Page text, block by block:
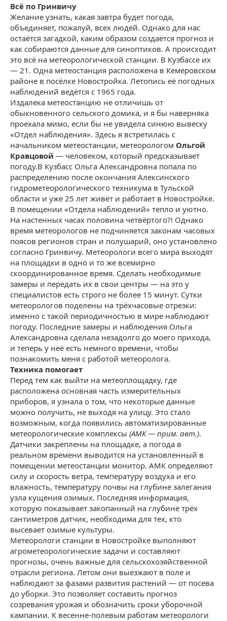
Всё по Гринвичу
Желание узнать, какая завтра будет погода,
объединяет, пожалуй, всех людей. Однако для нас
остаётся загадкой, каким образом создаётся прогноз и
как собираются данные для синоптиков. А происходит
это всё на метеорологической станции. В Кузбассе их
— 21. Одна метеостанция расположена в Кемеровском
районе в посёлке Новостройка. Летопись её погодных
наблюдений ведётся с 1965 года.
Издалека метеостанцию не отличишь от
обыкновенного сельского домика, и я бы наверняка
проехала мимо, если бы не увидела синюю вывеску
«Отдел наблюдения». Здесь я встретилась с
начальником метеостанции, метеорологом Ольгой
Кравцовой — человеком, который предсказывает
погоду.В Кузбасс Ольга Александровна попала по
распределению после окончания Алексинского
гидрометеорологического техникума в Тульской
области и уже 25 лет живёт и работает в Новостройке.
В помещении «Отдела наблюдений» тепло и уютно.
На настенных часах половина четвёртого?! Однако
время метеорологов не подчиняется законам часовых
поясов регионов стран и полушарий, оно установлено
согласно Гринвичу. Метеорологи всего мира выходят
на площадки в одно и то же всемирно
скоординированное время. Сделать необходимые
замеры и передать их в свои центры — на это у
специалистов есть строго не более 15 минут. Сутки
метеорологов поделены на трёхчасовые отрезки:
именно с такой периодичностью в мире наблюдают
погоду. Последние замеры и наблюдения Ольга
Александровна сделала незадолго до моего прихода,
и теперь у неё есть немного времени, чтобы
познакомить меня с работой метеоролога.
Техника помогает
Перед тем как выйти на метеоплощадку, где
расположена основная часть измерительных
приборов, я узнала о том, что некоторые данные
можно получить, не выходя на улицу. Это стало
возможным, когда появились автоматизированные
метеорологические комплексы (АМК — прим. авт.).
Датчики закреплены на площадке, а погода в
реальном времени выводится на установленный в
помещении метеостанции монитор. АМК определяют
силу и скорость ветра, температуру воздуха и его
влажность, температуру почвы на глубине залегания
узла кущения озимых. Последняя информация,
которую показывает закопанный на глубине трёх
сантиметров датчик, необходима для тех, кто
высевает озимые культуры.
Метеорологи станции в Новостройке выполняют
агрометеорологические задачи и составляют
прогнозы, очень важные для сельскохозяйственной
отрасли региона. Летом они выезжают в поле и
наблюдают за фазами развития растений — от посева
до уборки. Это позволяет составить прогноз
созревания урожая и обозначить сроки уборочной
кампании. К весенне-полевым работам метеорологи